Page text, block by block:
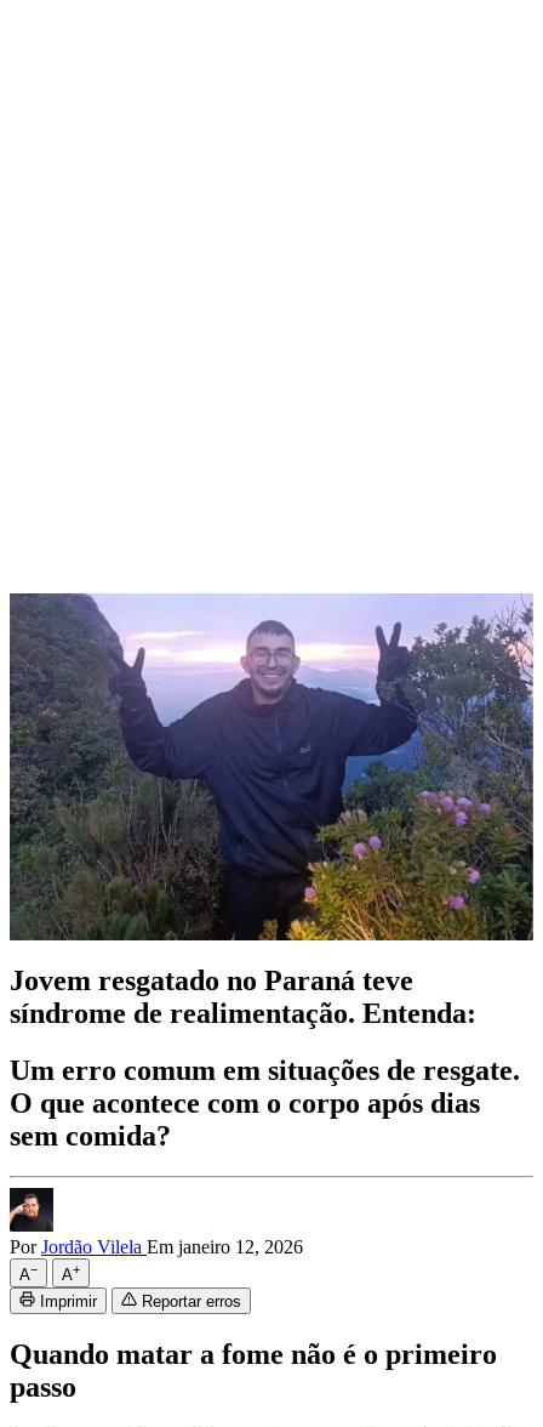
Jovem resgatado no Paraná teve
síndrome de realimentação. Entenda:
Um erro comum em situações de resgate.
O que acontece com o corpo após dias
sem comida?
PorJordão Vilela Em janeiro 12, 2026
A− A+
Imprimir Reportar erros
Quando matar a fome não é o primeiro
passo